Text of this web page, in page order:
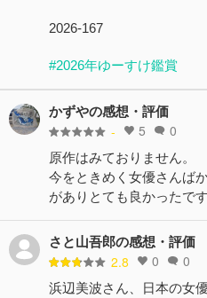
2026-167
#2026年ゆーすけ鑑賞
かずやの感想・評価
- 5 0
原作はみておりません。
今をときめく女優さんば
がありとても良かったです
さと山吾郎の感想・評価
2.8 0 0
浜辺美波さん、日本の女